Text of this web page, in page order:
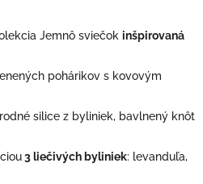
Jemnô sviečok inšpirovaná
pohárikov s kovovým
silice z byliniek, bavlnený knôt
3 liečivých byliniek: levanduľa,